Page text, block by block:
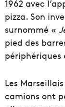
1962 avec
pizza. Son
surnommé «
pied des
périphériques
Les
camions ont